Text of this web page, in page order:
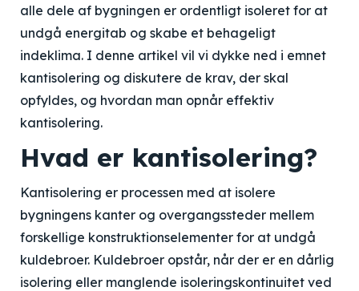
alle dele af bygningen er ordentligt isoleret for at
undgå energitab og skabe et behageligt
indeklima. I denne artikel vil vi dykke ned i emnet
kantisolering og diskutere de krav, der skal
opfyldes, og hvordan man opnår effektiv
kantisolering.
Hvad er kantisolering?
Kantisolering er processen med at isolere
bygningens kanter og overgangssteder mellem
forskellige konstruktionselementer for at undgå
kuldebroer. Kuldebroer opstår, når der er en dårlig
isolering eller manglende isoleringskontinuitet ved